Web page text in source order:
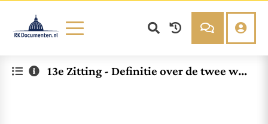
Documenten
Over RK Documenten
13e Zitting - Definitie over de twee will